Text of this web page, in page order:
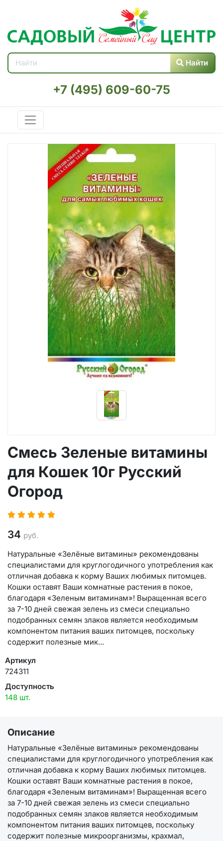
Найти
+7 (495) 609-60-75
Смесь Зеленые витамины
для Кошек 10г Русский
Огород
34 руб.
Натуральные «Зелёные витамины» рекомендованы
специалистами для круглогодичного употребления как
отличная добавка к корму Ваших любимых питомцев.
Кошки оставят Ваши комнатные растения в покое,
благодаря «Зеленым витаминам»! Выращенная всего
за 7-10 дней свежая зелень из смеси специально
подобранных семян злаков является необходимым
компонентом питания ваших питомцев, поскольку
содержит полезные мик...
Артикул
724311
Доступность
148 шт.
Описание
Натуральные «Зелёные витамины» рекомендованы
специалистами для круглогодичного употребления как
отличная добавка к корму Ваших любимых питомцев.
Кошки оставят Ваши комнатные растения в покое,
благодаря «Зеленым витаминам»! Выращенная всего
за 7-10 дней свежая зелень из смеси специально
подобранных семян злаков является необходимым
компонентом питания ваших питомцев, поскольку
содержит полезные микроорганизмы, крахмал,